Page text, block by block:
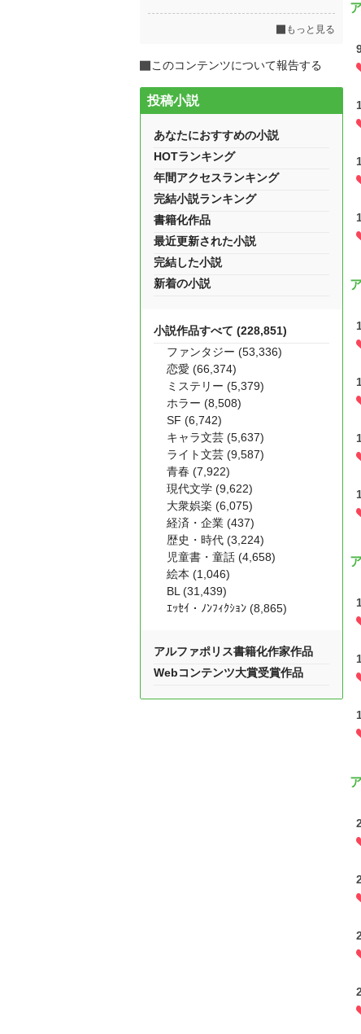
もっと見る
このコンテンツについて報告する
投稿小説
あなたにおすすめの小説
HOTランキング
年間アクセスランキング
完結小説ランキング
書籍化作品
最近更新された小説
完結した小説
新着の小説
小説作品すべて (228,851)
ファンタジー (53,336)
恋愛 (66,374)
ミステリー (5,379)
ホラー (8,508)
SF (6,742)
キャラ文芸 (5,637)
ライト文芸 (9,587)
青春 (7,922)
現代文学 (9,622)
大衆娯楽 (6,075)
経済・企業 (437)
歴史・時代 (3,224)
児童書・童話 (4,658)
絵本 (1,046)
BL (31,439)
ｴｯｾｲ・ﾉﾝﾌｨｸｼｮﾝ (8,865)
アルファポリス書籍化作家作品
Webコンテンツ大賞受賞作品